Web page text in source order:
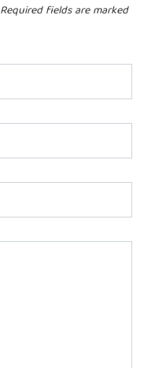
Required fields are marked